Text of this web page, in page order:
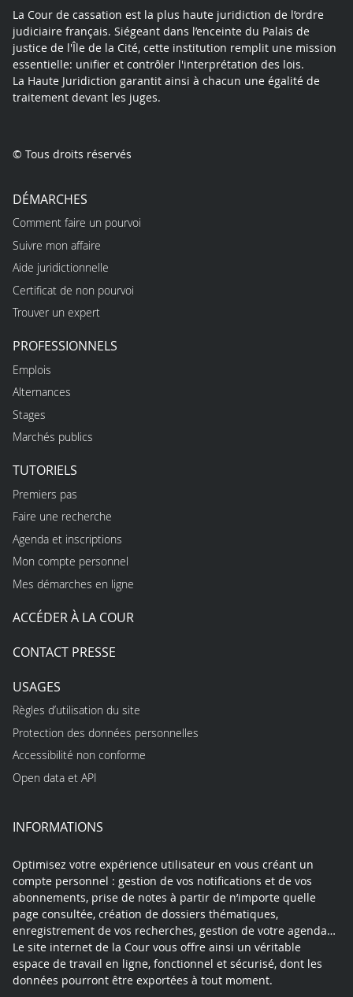
La Cour de cassation est la plus haute juridiction de l’ordre
judiciaire français. Siégeant dans l’enceinte du Palais de
justice de l'Île de la Cité, cette institution remplit une mission
essentielle: unifier et contrôler l'interprétation des lois.
La Haute Juridiction garantit ainsi à chacun une égalité de
traitement devant les juges.
© Tous droits réservés
DÉMARCHES
Comment faire un pourvoi
Suivre mon affaire
Aide juridictionnelle
Certificat de non pourvoi
Trouver un expert
PROFESSIONNELS
Emplois
Alternances
Stages
Marchés publics
TUTORIELS
Premiers pas
Faire une recherche
Agenda et inscriptions
Mon compte personnel
Mes démarches en ligne
ACCÉDER À LA COUR
CONTACT PRESSE
USAGES
Règles d’utilisation du site
Protection des données personnelles
Accessibilité non conforme
Open data et API
INFORMATIONS
Optimisez votre expérience utilisateur en vous créant un
compte personnel : gestion de vos notifications et de vos
abonnements, prise de notes à partir de n’importe quelle
page consultée, création de dossiers thématiques,
enregistrement de vos recherches, gestion de votre agenda…
Le site internet de la Cour vous offre ainsi un véritable
espace de travail en ligne, fonctionnel et sécurisé, dont les
données pourront être exportées à tout moment.